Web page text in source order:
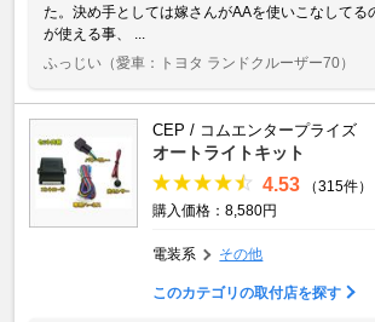
た。決め手としては嫁さんがAAを使いこなしてる
が使える事、 ...
ふっじい （愛車：トヨタ ランドクルーザー70）
CEP / コムエンタープライズ
オートライトキット
4.53
（315件）
購入価格：8,580円
電装系 その他
このカテゴリの取付店を探す